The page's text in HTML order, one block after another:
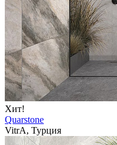
Хит!
Quarstone
VitrA, Турция